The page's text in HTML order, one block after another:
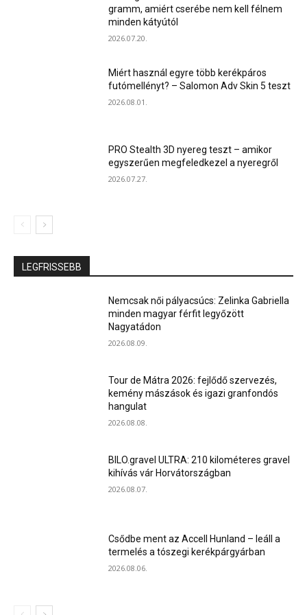
gramm, amiért cserébe nem kell félnem
minden kátyútól
2026.07.20.
Miért használ egyre több kerékpáros
futómellényt? – Salomon Adv Skin 5 teszt
2026.08.01.
PRO Stealth 3D nyereg teszt – amikor
egyszerűen megfeledkezel a nyeregről
2026.07.27.
LEGFRISSEBB
Nemcsak női pályacsúcs: Zelinka Gabriella
minden magyar férfit legyőzött
Nagyatádon
2026.08.09.
Tour de Mátra 2026: fejlődő szervezés,
kemény mászások és igazi granfondós
hangulat
2026.08.08.
BILO.gravel ULTRA: 210 kilométeres gravel
kihívás vár Horvátországban
2026.08.07.
Csődbe ment az Accell Hunland – leáll a
termelés a tószegi kerékpárgyárban
2026.08.06.